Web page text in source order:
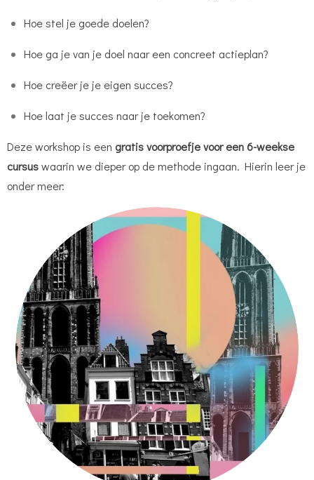
Hoe stel je goede doelen?
Hoe ga je van je doel naar een concreet actieplan?
Hoe creëer je je eigen succes?
Hoe laat je succes naar je toekomen?
Deze workshop is een gratis voorproefje voor een 6-weekse
cursuswaarin we dieper op de methode ingaan. Hierin leer je
onder meer: